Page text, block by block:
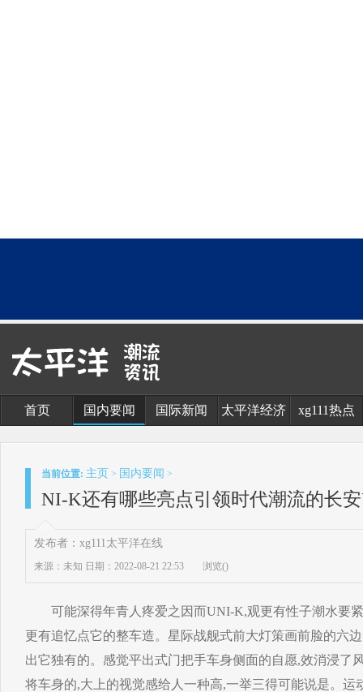
首页 国内要闻 国际新闻 太平洋经济 xg111热点
当前位置: 主页 > 国内要闻 >
NI-K还有哪些亮点引领时代潮流的长
发布者：xg111太平洋在线
来源：未知 日期：2022-08-21 22:53 浏览()
可能深得年青人疼爱之因而UNI-K,观更有性子潮水要紧
更有追忆点它的整车造。星际战舰式前大灯策画前脸的六
出它独有的。感觉平出式门把手车身侧面的自愿,效消浸了
将车身的,大上的视觉感给人一种高,一举三得可能说是。运